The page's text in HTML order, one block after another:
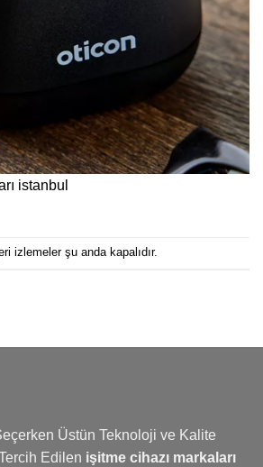
istanbul
izlemeler şu anda kapalıdır.
Üstün Teknoloji ve Kalite
Edilen işitme cihazı markaları